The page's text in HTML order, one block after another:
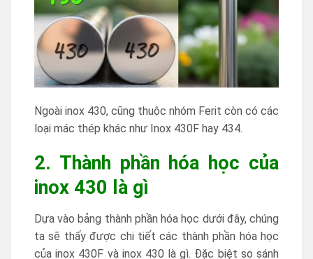
Ngoài inox 430, cũng thuộc nhóm Ferit còn có các
loại mác thép khác như Inox 430F hay 434.
2. Thành phần hóa học của
inox 430 là gì
Dựa vào bảng thành phần hóa học dưới đây, chúng
ta sẽ thấy được chi tiết các thành phần hóa học
của inox 430F và inox 430 là gì. Đặc biệt so sánh